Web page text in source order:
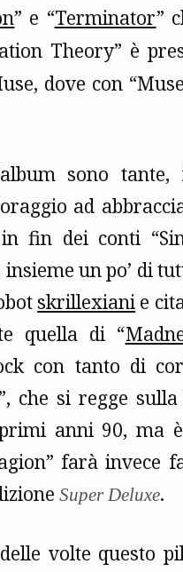
” e “Terminator”
Theory” è
dove con
sono
ad
in fin dei conti
un po’ di
skrillexiani e
quella di “
con tanto di
che si regge
anni 90, ma
farà invece
Super Deluxe.
volte questo